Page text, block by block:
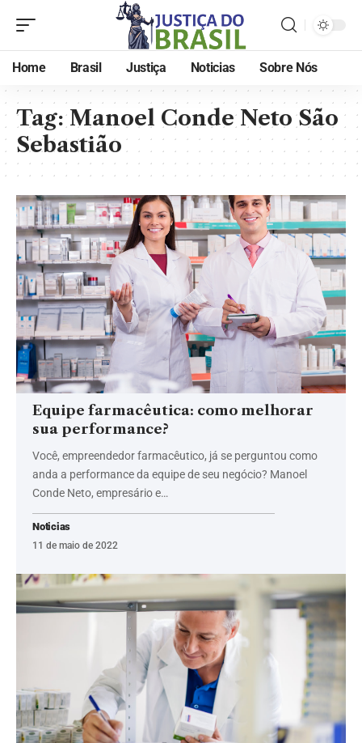
Home Brasil Justiça Noticias Sobre Nós
Tag:Manoel Conde Neto São
Sebastião
Equipe farmacêutica: como melhorar
sua performance?
Você, empreendedor farmacêutico, já se perguntou como
anda a performance da equipe de seu negócio? Manoel
Conde Neto, empresário e…
Noticias
11 de maio de 2022